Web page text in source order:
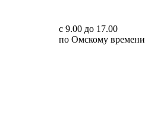
с 9.00 до 17.00
по Омскому времени